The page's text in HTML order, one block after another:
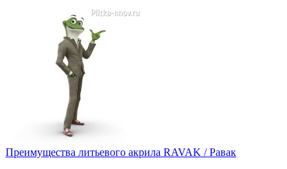
Преимущества литьевого акрила RAVAK / Равак